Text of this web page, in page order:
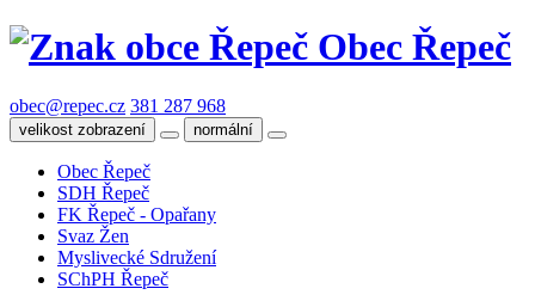
Obec Řepeč
obec@repec.cz 381 287 968
velikost zobrazení normální
Obec Řepeč
SDH Řepeč
FK Řepeč - Opařany
Svaz Žen
Myslivecké Sdružení
SChPH Řepeč